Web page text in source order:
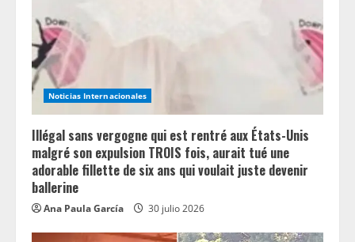
Noticias Internacionales
Illégal sans vergogne qui est rentré aux États-Unis
malgré son expulsion TROIS fois, aurait tué une
adorable fillette de six ans qui voulait juste devenir
ballerine
Ana Paula García 30 julio 2026